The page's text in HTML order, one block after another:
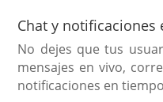
Chat y notificaciones
No dejes que tus
mensajes en vivo,
notificaciones en